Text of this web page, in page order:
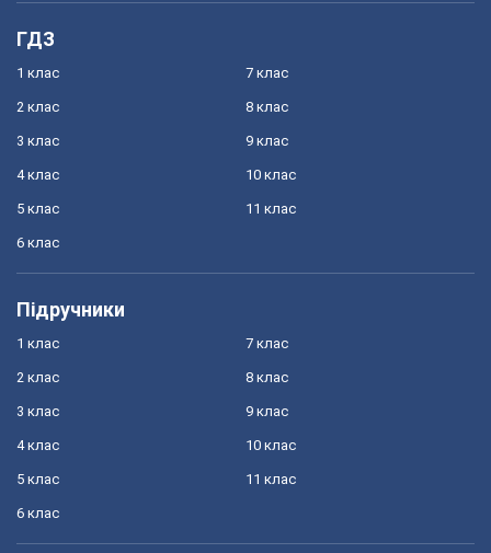
ГДЗ
1 клас
2 клас
3 клас
4 клас
5 клас
6 клас
7 клас
8 клас
9 клас
10 клас
11 клас
Підручники
1 клас
2 клас
3 клас
4 клас
5 клас
6 клас
7 клас
8 клас
9 клас
10 клас
11 клас